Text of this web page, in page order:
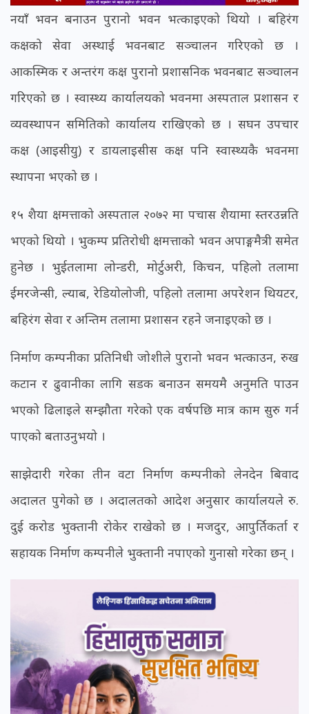
नयाँ भवन बनाउन पुरानो भवन भत्काइएको थियो । बहिरंग
कक्षको सेवा अस्थाई भवनबाट सञ्चालन गरिएको छ ।
आकस्मिक र अन्तरंग कक्ष पुरानो प्रशासनिक भवनबाट सञ्चालन
गरिएको छ । स्वास्थ्य कार्यालयको भवनमा अस्पताल प्रशासन र
व्यवस्थापन समितिको कार्यालय राखिएको छ । सघन उपचार
कक्ष (आइसीयु) र डायलाइसीस कक्ष पनि स्वास्थ्यकै भवनमा
स्थापना भएको छ ।
१५ शैया क्षमत्ताको अस्पताल २०७२ मा पचास शैयामा स्तरउन्नति
भएको थियो । भुकम्प प्रतिरोधी क्षमत्ताको भवन अपाङ्गमैत्री समेत
हुनेछ । भुईतलामा लोन्डरी, मोर्टुअरी, किचन, पहिलो तलामा
ईमरजेन्सी, ल्याब, रेडियोलोजी, पहिलो तलामा अपरेशन थियटर,
बहिरंग सेवा र अन्तिम तलामा प्रशासन रहने जनाइएको छ ।
निर्माण कम्पनीका प्रतिनिधी जोशीले पुरानो भवन भत्काउन, रुख
कटान र ढुवानीका लागि सडक बनाउन समयमै अनुमति पाउन
भएको ढिलाइले सम्झौता गरेको एक वर्षपछि मात्र काम सुरु गर्न
पाएको बताउनुभयो ।
साझेदारी गरेका तीन वटा निर्माण कम्पनीको लेनदेन बिवाद
अदालत पुगेको छ । अदालतको आदेश अनुसार कार्यालयले रु.
दुई करोड भुक्तानी रोकेर राखेको छ । मजदुर, आपुर्तिकर्ता र
सहायक निर्माण कम्पनीले भुक्तानी नपाएको गुनासो गरेका छन् ।